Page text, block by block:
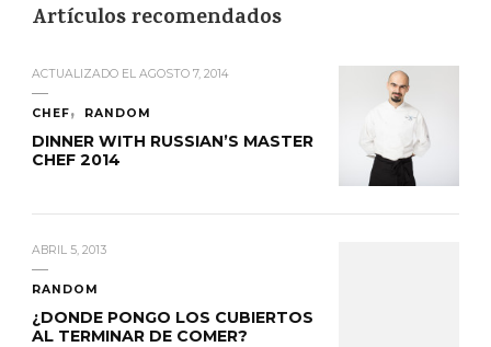
Artículos recomendados
ACTUALIZADO EL AGOSTO 7, 2014
CHEF RANDOM
DINNER WITH RUSSIAN’S MASTER
CHEF 2014
ABRIL 5, 2013
RANDOM
¿DONDE PONGO LOS CUBIERTOS
AL TERMINAR DE COMER?